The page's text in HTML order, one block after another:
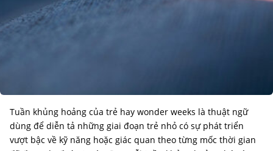
Tuần khủng hoảng của trẻ hay wonder weeks là thuật ngữ
dùng để diễn tả những giai đoạn trẻ nhỏ có sự phát triển
vượt bậc về kỹ năng hoặc giác quan theo từng mốc thời gian